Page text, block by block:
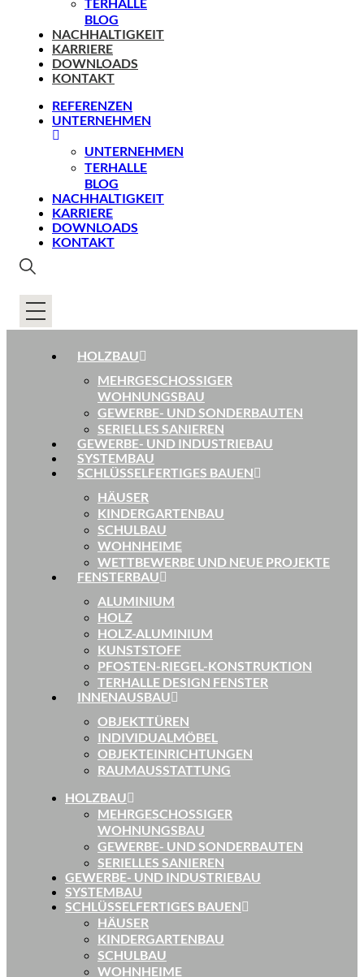
BLOG
NACHHALTIGKEIT
KARRIERE
DOWNLOADS
KONTAKT
REFERENZEN
UNTERNEHMEN
UNTERNEHMEN
TERHALLE
BLOG
NACHHALTIGKEIT
KARRIERE
DOWNLOADS
KONTAKT
HOLZBAU
MEHRGESCHOSSIGER
WOHNUNGSBAU
GEWERBE- UND SONDERBAUTEN
SERIELLES SANIEREN
GEWERBE- UND INDUSTRIEBAU
SYSTEMBAU
SCHLÜSSELFERTIGES BAUEN
HÄUSER
KINDERGARTENBAU
SCHULBAU
WOHNHEIME
WETTBEWERBE UND NEUE PROJEKTE
FENSTERBAU
ALUMINIUM
HOLZ
HOLZ-ALUMINIUM
KUNSTSTOFF
PFOSTEN-RIEGEL-KONSTRUKTION
TERHALLE DESIGN FENSTER
INNENAUSBAU
OBJEKTTÜREN
INDIVIDUALMÖBEL
OBJEKTEINRICHTUNGEN
RAUMAUSSTATTUNG
HOLZBAU
MEHRGESCHOSSIGER
WOHNUNGSBAU
GEWERBE- UND SONDERBAUTEN
SERIELLES SANIEREN
GEWERBE- UND INDUSTRIEBAU
SYSTEMBAU
SCHLÜSSELFERTIGES BAUEN
HÄUSER
KINDERGARTENBAU
SCHULBAU
WOHNHEIME